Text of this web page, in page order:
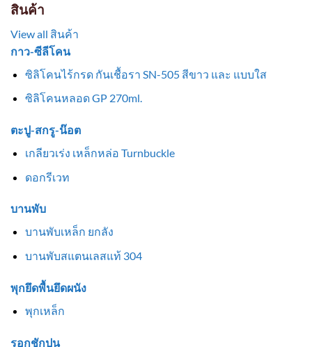
สินค้า
View all สินค้า
กาว-ซีลีโคน
ซิลิโคนไร้กรด กันเชื้อรา SN-505 สีขาว และ แบบใส
ซิลิโคนหลอด GP 270ml.
ตะปู-สกรู-น๊อต
เกลียวเร่ง เหล็กหล่อ Turnbuckle
ดอกรีเวท
บานพับ
บานพับเหล็ก ยกลัง
บานพับสแตนเลสแท้ 304
พุกยึดพื้นยึดผนัง
พุกเหล็ก
รอกชักปูน